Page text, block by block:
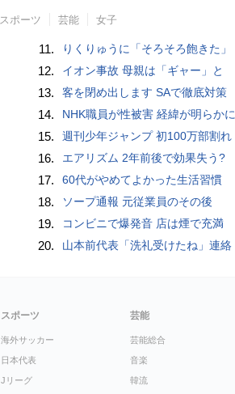
スポーツ 芸能 女子
11. りくりゅうに「そろそろ飽きた」
12. イオン事故 母親は「ギャー」と
13. 客を閉め出します SAで徹底対策
14. NHK職員が性被害 経緯が明らかに
15. 週刊少年ジャンプ 初100万部割れ
16. エアリズム 2年前後で効果失う?
17. 60代がやめてよかった生活習慣
18. ソープ通報 元従業員のその後
19. コンビニで爆発音 店は煙で充満
20. 山本前代表「洗礼受けたね」連絡
スポーツ
海外サッカー
日本代表
Jリーグ
芸能
芸能総合
音楽
韓流